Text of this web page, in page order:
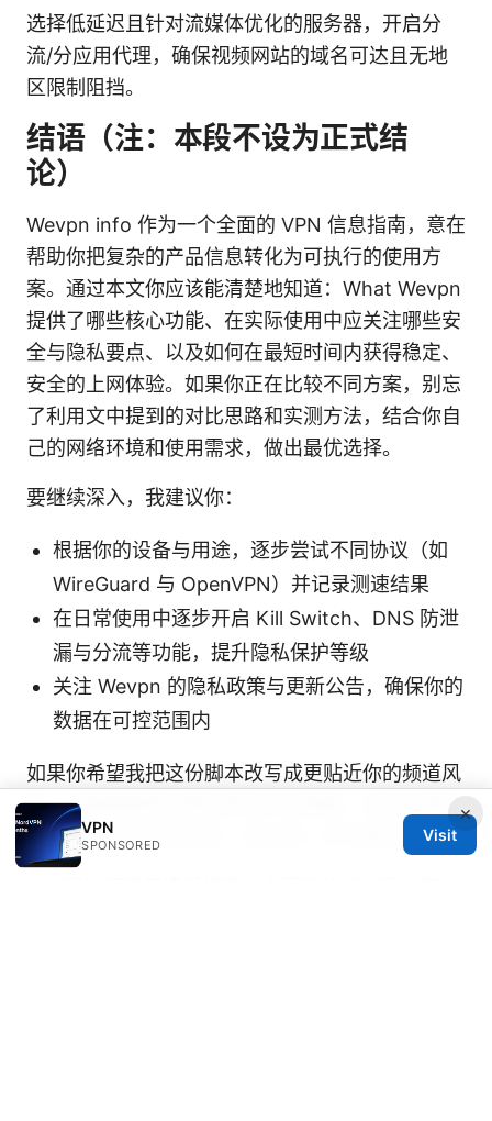
选择低延迟且针对流媒体优化的服务器，开启分
流/分应用代理，确保视频网站的域名可达且无地
区限制阻挡。
结语（注：本段不设为正式结
论）
Wevpn info 作为一个全面的 VPN 信息指南，意在
帮助你把复杂的产品信息转化为可执行的使用方
案。通过本文你应该能清楚地知道：What Wevpn
提供了哪些核心功能、在实际使用中应关注哪些安
全与隐私要点、以及如何在最短时间内获得稳定、
安全的上网体验。如果你正在比较不同方案，别忘
了利用文中提到的对比思路和实测方法，结合你自
己的网络环境和使用需求，做出最优选择。
要继续深入，我建议你：
根据你的设备与用途，逐步尝试不同协议（如
WireGuard 与 OpenVPN）并记录测速结果
在日常使用中逐步开启 Kill Switch、DNS 防泄
漏与分流等功能，提升隐私保护等级
关注 Wevpn 的隐私政策与更新公告，确保你的
数据在可控范围内
如果你希望我把这份脚本改写成更贴近你的频道风
格，或者需要增加某些具体对比数据，请告诉我你
关注的对手产品或地区，我会进一步完善内容。
×
VPN
SPONSORED
Visit